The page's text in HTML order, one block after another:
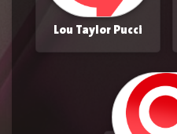
Lou Taylor Pucci